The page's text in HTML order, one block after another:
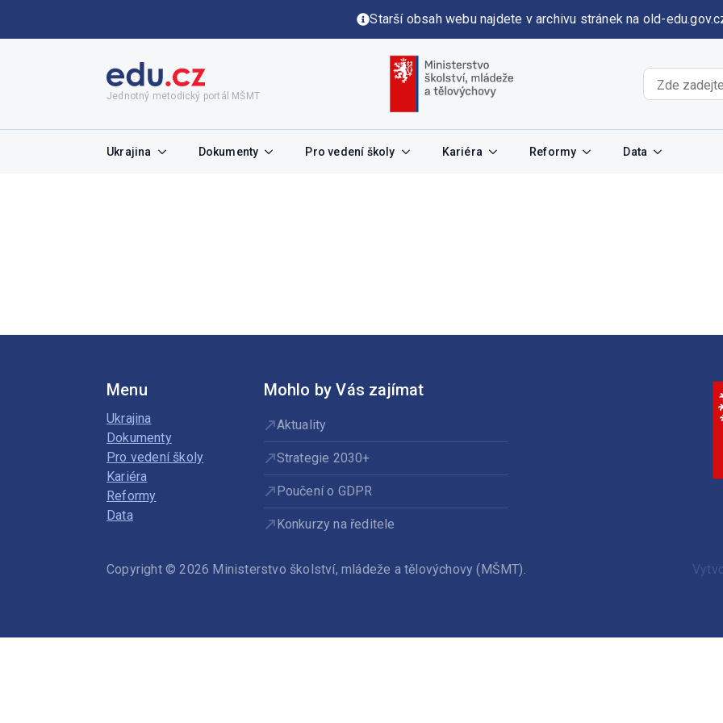
Starší obsah webu najdete v archivu stránek na old-
Jednotný metodický portál MŠMT
Ukrajina Dokumenty Pro vedení školy Kariéra Reformy Data
Menu
Ukrajina
Dokumenty
Pro vedení školy
Kariéra
Reformy
Data
Mohlo by Vás zajímat
Aktuality
Strategie 2030+
Poučení o GDPR
Konkurzy na ředitele
Copyright © 2026 Ministerstvo školství, mládeže a tělovýchovy (MŠMT).